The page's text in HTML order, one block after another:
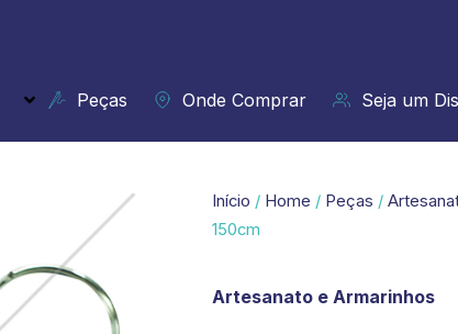
Peças Onde Comprar Seja um
Início / Home / Peças /
150cm
Artesanato e Armarinhos